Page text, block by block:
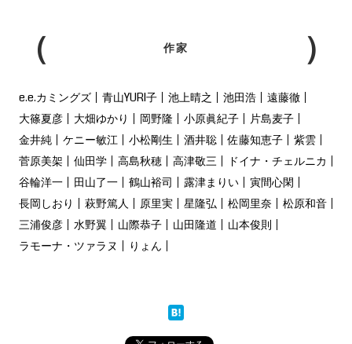
作家
e.e.カミングズ 青山YURI子 池上晴之 池田浩
遠藤徹
大篠夏彦
大畑ゆかり 岡野隆 小原眞紀子
片島麦子
金井純
ケニー敏江 小松剛生 酒井聡 佐藤知恵子
紫雲
菅原美架
仙田学 高島秋穂 高津敬三
ドイナ・チェルニカ
谷輪洋一
田山了一 鶴山裕司 露津まりい
寅間心閑
長岡しおり
萩野篤人 原里実 星隆弘 松岡里奈
松原和音
三浦俊彦
水野翼 山際恭子 山田隆道
山本俊則
ラモーナ・ツァラヌ
りょん